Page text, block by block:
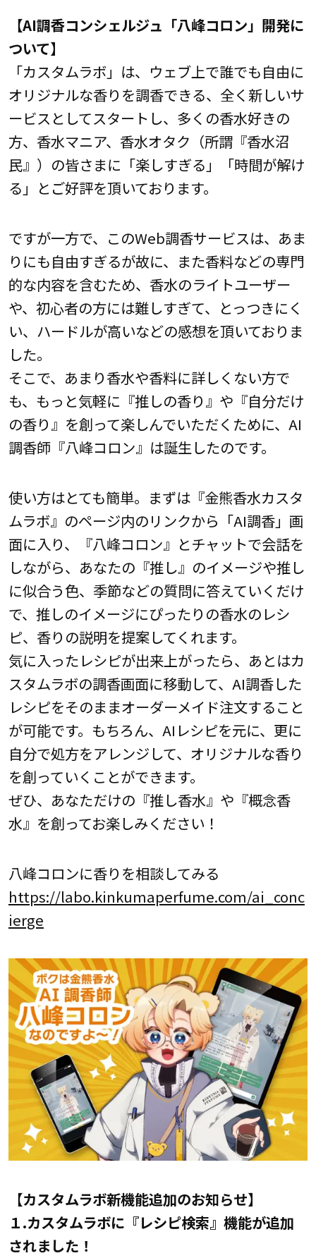
【AI調香コンシェルジュ「八峰コロン」開発に
ついて】
「カスタムラボ」は、ウェブ上で誰でも自由に
オリジナルな香りを調香できる、全く新しいサ
ービスとしてスタートし、多くの香水好きの
方、香水マニア、香水オタク（所謂『香水沼
民』）の皆さまに「楽しすぎる」「時間が解け
る」とご好評を頂いております。
ですが一方で、このWeb調香サービスは、あま
りにも自由すぎるが故に、また香料などの専門
的な内容を含むため、香水のライトユーザー
や、初心者の方には難しすぎて、とっつきにく
い、ハードルが高いなどの感想を頂いておりま
した。
そこで、あまり香水や香料に詳しくない方で
も、もっと気軽に『推しの香り』や『自分だけ
の香り』を創って楽しんでいただくために、AI
調香師『八峰コロン』は誕生したのです。
使い方はとても簡単。まずは『金熊香水カスタ
ムラボ』のページ内のリンクから「AI調香」画
面に入り、『八峰コロン』とチャットで会話を
しながら、あなたの『推し』のイメージや推し
に似合う色、季節などの質問に答えていくだけ
で、推しのイメージにぴったりの香水のレシ
ピ、香りの説明を提案してくれます。
気に入ったレシピが出来上がったら、あとはカ
スタムラボの調香画面に移動して、AI調香した
レシピをそのままオーダーメイド注文すること
が可能です。もちろん、AIレシピを元に、更に
自分で処方をアレンジして、オリジナルな香り
を創っていくことができます。
ぜひ、あなただけの『推し香水』や『概念香
水』を創ってお楽しみください！
八峰コロンに香りを相談してみる
https://labo.kinkumaperfume.com/ai_conc
ierge
【カスタムラボ新機能追加のお知らせ】
１.カスタムラボに『レシピ検索』機能が追加
されました！